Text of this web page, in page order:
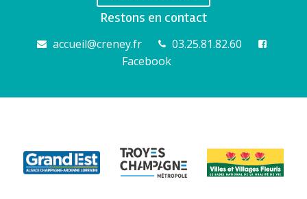
Restons en contact
accueil@creney.fr
03.25.81.82.60
Facebook